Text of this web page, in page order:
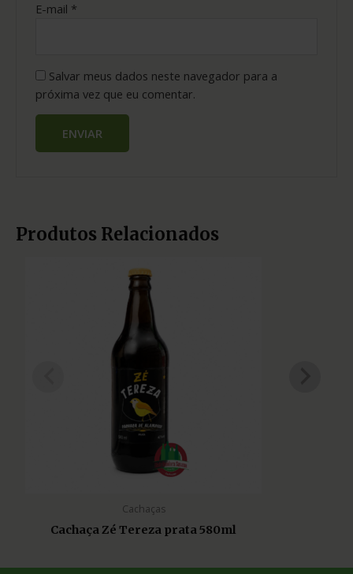
E-mail *
Salvar meus dados neste navegador para a
próxima vez que eu comentar.
Produtos Relacionados
Cachaças
Cachaça Zé Tereza prata 580ml